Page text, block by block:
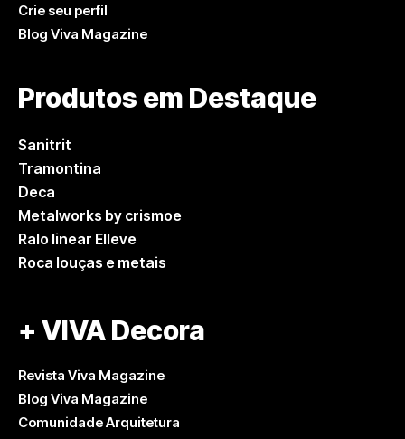
Crie seu perfil
Blog Viva Magazine
Produtos em Destaque
Sanitrit
Tramontina
Deca
Metalworks by crismoe
Ralo linear Elleve
Roca louças e metais
+ VIVA Decora
Revista Viva Magazine
Blog Viva Magazine
Comunidade Arquitetura